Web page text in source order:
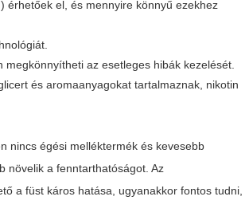
érhetőek el, és mennyire könnyű ezekhez
az esetleges hibák kezelését.
és aromaanyagokat tartalmaznak, nikotin
nincs égési melléktermék és kevesebb
növelik a fenntarthatóságot. Az
a füst káros hatása, ugyanakkor fontos tudni,